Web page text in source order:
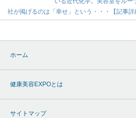
社が掲げるのは「幸せ」という・・・【記事詳
ホーム
健康美容EXPOとは
サイトマップ